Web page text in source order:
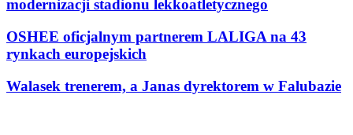
modernizacji stadionu lekkoatletycznego
OSHEE oficjalnym partnerem LALIGA na 43
rynkach europejskich
Walasek trenerem, a Janas dyrektorem w Falubazie